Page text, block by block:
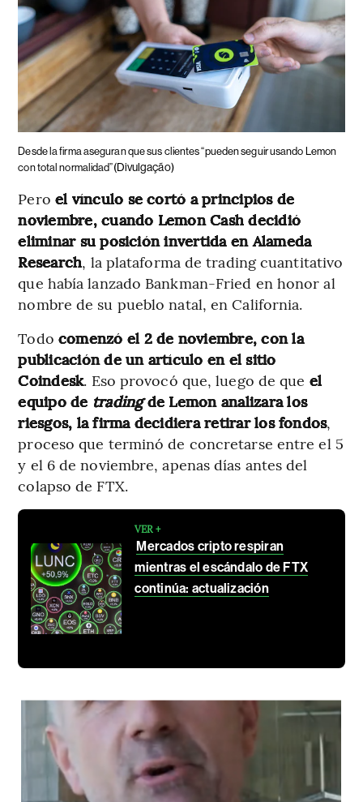
Desde la firma aseguran que sus clientes “pueden seguir usando Lemon
con total normalidad”(Divulgação)
Pero el vínculo se cortó a principios de
noviembre, cuando Lemon Cash decidió
eliminar su posición invertida en Alameda
Research, la plataforma de trading cuantitativo
que había lanzado Bankman-Fried en honor al
nombre de su pueblo natal, en California.
Todo comenzó el 2 de noviembre, con la
publicación de un artículo en el sitio
Coindesk. Eso provocó que, luego de que el
equipo de tradingde Lemon analizara los
riesgos, la firma decidiera retirar los fondos,
proceso que terminó de concretarse entre el 5
y el 6 de noviembre, apenas días antes del
colapso de FTX.
VER +
Mercados cripto respiran
mientras el escándalo de FTX
continúa: actualización